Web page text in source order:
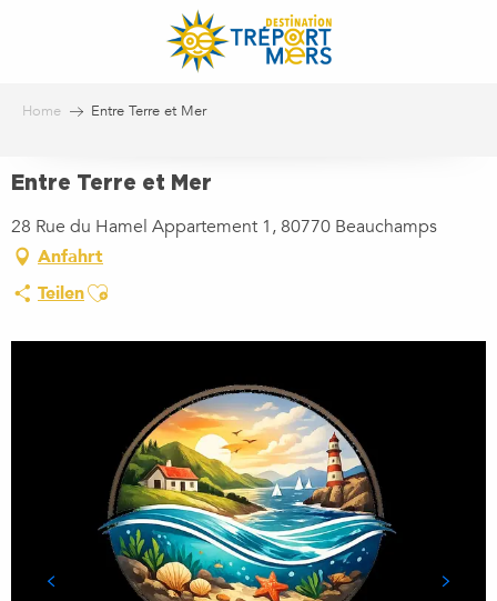
Home Entre Terre et Mer
Entre Terre et Mer
28 Rue du Hamel Appartement 1, 80770 Beauchamps
Anfahrt
TeilenAjouter aux favoris